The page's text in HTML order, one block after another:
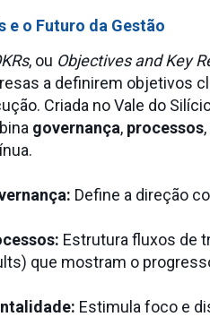
e o Futuro da Gestão
, ou Objectives and Key
a definirem objetivos
Criada no Vale do
governança, processos,
Define a direção
Estrutura fluxos de
que mostram o
Estimula foco e